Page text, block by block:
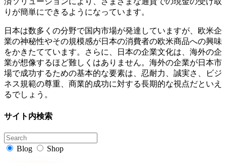
りが簡単にできるようになっています。
日本は数多くの分野で国内市場が発達していますが、欧米企
業の神秘性やその規模感が日本の消費者の欧米商品への興味
をかきたてています。さらに、日本の企業文化は、海外の企
業が想像するほど難しくはありません。海外の企業が日本市
場で成功するための基本的な要素は、忍耐力、誠実さ、ビジ
ネス規範の尊重、商業的成功に対する長期的な視点だといえ
るでしょう。
サイト内検索
Blog Shop